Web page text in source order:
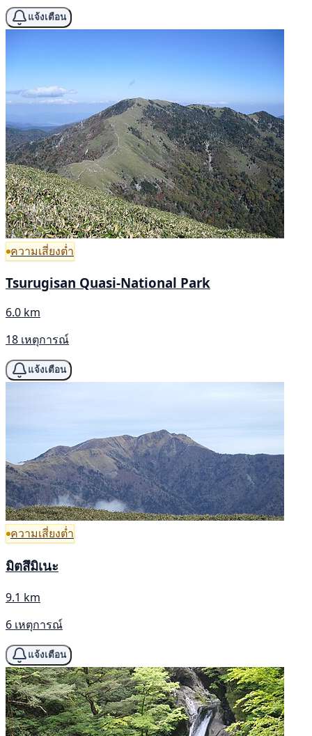
แจ้งเตือน
ความเสี่ยงต่ำ
Tsurugisan Quasi-National Park
6.0 km
18 เหตุการณ์
แจ้งเตือน
ความเสี่ยงต่ำ
มิตสึมิเนะ
9.1 km
6 เหตุการณ์
แจ้งเตือน